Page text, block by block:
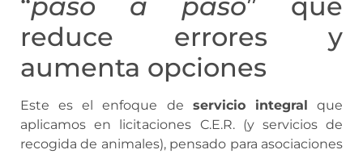
reduce errores y
aumenta opciones
Este es el enfoque de servicio integral que
aplicamos en licitaciones C.E.R. (y servicios de
recogida de animales), pensado para asociaciones